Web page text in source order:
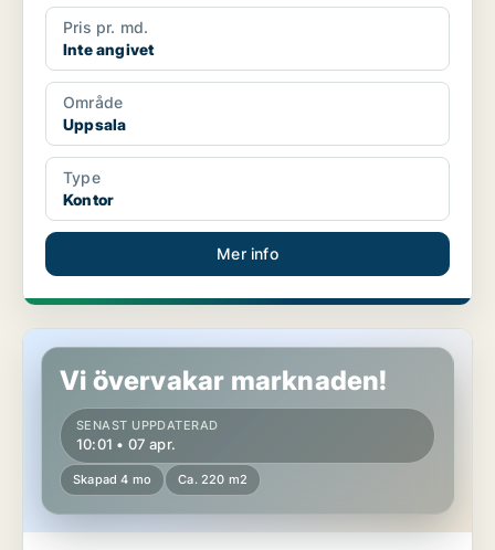
Pris pr. md.
Inte angivet
Område
Uppsala
Type
Kontor
Mer info
Kontor i Uppsala
Vi övervakar marknaden!
SENAST UPPDATERAD
10:01 • 07 apr.
Skapad 4 mo Ca. 220 m2